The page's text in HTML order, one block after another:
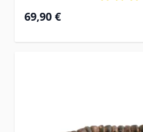
69,90 €